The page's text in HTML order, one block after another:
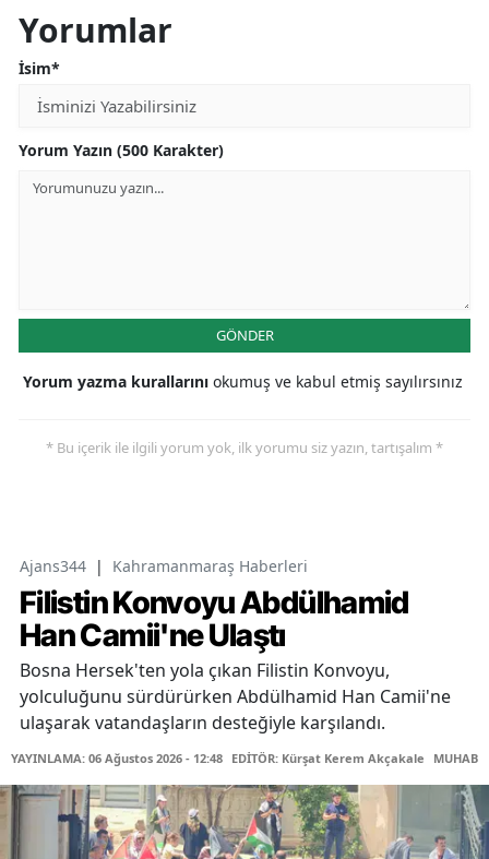
Yorumlar
İsim*
Yorum Yazın (500 Karakter)
GÖNDER
Yorum yazma kurallarını okumuş ve kabul etmiş sayılırsınız
* Bu içerik ile ilgili yorum yok, ilk yorumu siz yazın, tartışalım *
Ajans344 | Kahramanmaraş Haberleri
Filistin Konvoyu Abdülhamid
Han Camii'ne Ulaştı
Bosna Hersek'ten yola çıkan Filistin Konvoyu,
yolculuğunu sürdürürken Abdülhamid Han Camii'ne
ulaşarak vatandaşların desteğiyle karşılandı.
YAYINLAMA: 06 Ağustos 2026 - 12:48 EDİTÖR: Kürşat Kerem Akçakale